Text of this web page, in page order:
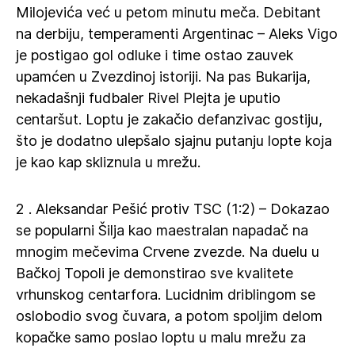
Milojevića već u petom minutu meča. Debitant
na derbiju, temperamenti Argentinac – Aleks Vigo
je postigao gol odluke i time ostao zauvek
upamćen u Zvezdinoj istoriji. Na pas Bukarija,
nekadašnji fudbaler Rivel Plejta je uputio
centaršut. Loptu je zakačio defanzivac gostiju,
što je dodatno ulepšalo sjajnu putanju lopte koja
je kao kap skliznula u mrežu.
2 . Aleksandar Pešić protiv TSC (1:2) – Dokazao
se popularni Šilja kao maestralan napadač na
mnogim mečevima Crvene zvezde. Na duelu u
Bačkoj Topoli je demonstirao sve kvalitete
vrhunskog centarfora. Lucidnim driblingom se
oslobodio svog čuvara, a potom spoljim delom
kopačke samo poslao loptu u malu mrežu za